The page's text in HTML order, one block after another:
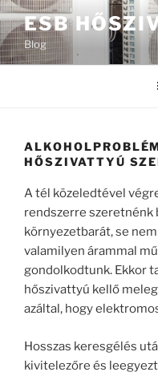
Tartalomhoz
ESB
Blog
HŐSZIVATTYÚ
A tél közeledtével
rendszerre szeretnénk
környezetbarát, se
valamilyen árammal
gondolkodtunk. Ekkor
hőszivattyú kellő
azáltal, hogy
Hosszas keresgélés
kivitelezőre és